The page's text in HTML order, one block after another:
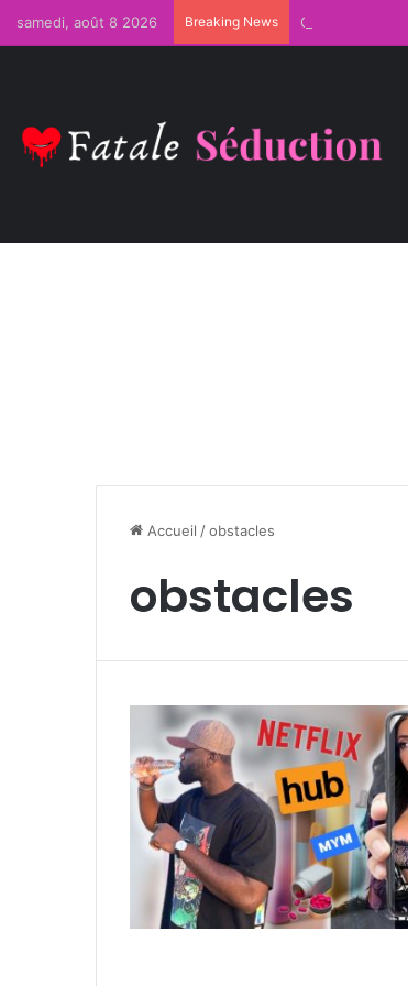
samedi, août 8 2026 Breaking News Comment
Accueil /obstacles
obstacles